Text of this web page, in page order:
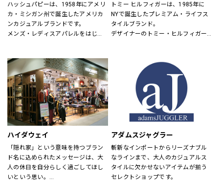
ハッシュパピーは、1958年にアメリ
カ・ミシガン州で誕生したアメリカ
ンカジュアルブランドです。
メンズ・レディスアパレルをはじ
定期的にお得なキャンペーンも開
催！皆様のご来店を心よりお待ちし
ております！
トミー ヒルフィガーは、1985年に
NYで誕生したプレミアム・ライフス
タイルブランド。
デザイナーのトミー・ヒルフィガー
にモダンなツイストを加えた、遊び
心と上品さが特徴です。
ハイダウェイ
「隠れ家」という意味を持つブラン
ド名に込められたメッセージは、大
人の休日を自分らしく過ごしてほし
いという思い。
アダムスジャグラー
斬新なインポートからリーズナブル
なラインまで、大人のカジュアルス
タイルに欠かせないアイテムが揃う
セレクトショップです。